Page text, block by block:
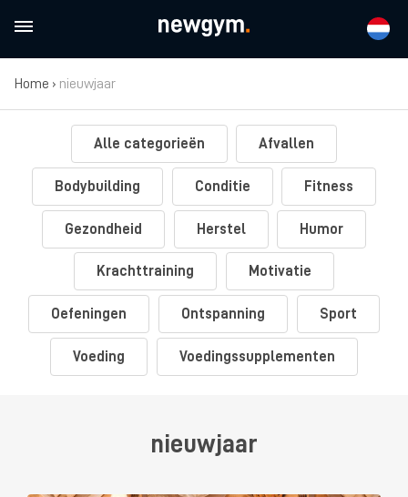
Home › nieuwjaar
Alle categorieën Afvallen
Bodybuilding Conditie Fitness
Gezondheid Herstel Humor
Krachttraining Motivatie
Oefeningen Ontspanning Sport
Voeding Voedingssupplementen
nieuwjaar